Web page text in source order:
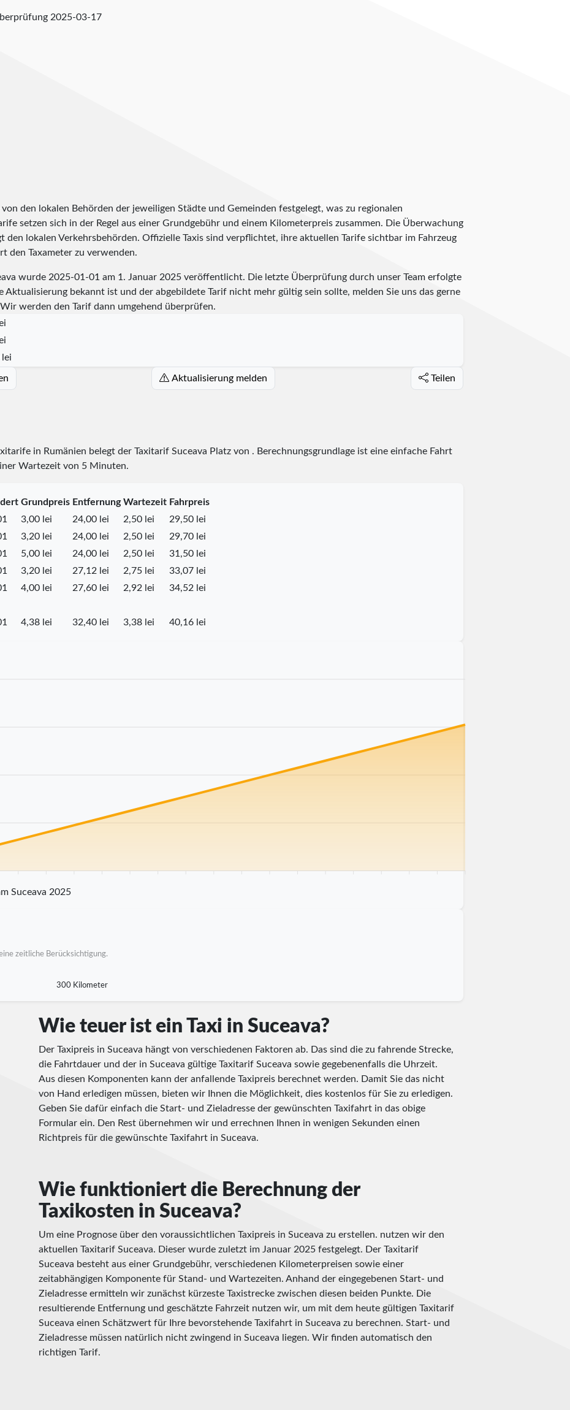
2025-03-17
den lokalen Behörden der jeweiligen Städte und Gemeinden festgelegt, was zu regionalen
setzen sich in der Regel aus einer Grundgebühr und einem Kilometerpreis zusammen. Die Überwachung
den lokalen Verkehrsbehörden. Offizielle Taxis sind verpflichtet, ihre aktuellen Tarife sichtbar im Fahrzeug
den Taxameter zu verwenden.
wurde 2025-01-01 am 1. Januar 2025 veröffentlicht. Die letzte Überprüfung durch unser Team erfolgte
Aktualisierung bekannt ist und der abgebildete Tarif nicht mehr gültig sein sollte, melden Sie uns das gerne
werden den Tarif dann umgehend überprüfen.
Aktualisierung melden Teilen
in Rumänien belegt der Taxitarif Suceava Platz von . Berechnungsgrundlage ist eine einfache Fahrt
Wartezeit von 5 Minuten.
Grundpreis Entfernung Wartezeit Fahrpreis
3,00 lei 24,00 lei 2,50 lei
29,50 lei
3,20 lei 24,00 lei 2,50 lei
29,70 lei
5,00 lei 24,00 lei 2,50 lei
31,50 lei
3,20 lei 27,12 lei 2,75 lei
33,07 lei
4,00 lei 27,60 lei 2,92 lei
34,52 lei
4,38 lei 32,40 lei 3,38 lei 40,16 lei
Suceava 2025
zeitliche Berücksichtigung.
300 Kilometer
Wie teuer ist ein Taxi in Suceava?
Der Taxipreis in Suceava hängt von verschiedenen Faktoren ab. Das sind die zu fahrende Strecke,
die Fahrtdauer und der in Suceava gültige Taxitarif Suceava sowie gegebenenfalls die Uhrzeit.
Aus diesen Komponenten kann der anfallende Taxipreis berechnet werden. Damit Sie das nicht
von Hand erledigen müssen, bieten wir Ihnen die Möglichkeit, dies kostenlos für Sie zu erledigen.
Geben Sie dafür einfach die Start- und Zieladresse der gewünschten Taxifahrt in das obige
Formular ein. Den Rest übernehmen wir und errechnen Ihnen in wenigen Sekunden einen
Richtpreis für die gewünschte Taxifahrt in Suceava.
Wie funktioniert die Berechnung der
Taxikosten in Suceava?
Um eine Prognose über den voraussichtlichen Taxipreis in Suceava zu erstellen. nutzen wir den
aktuellen Taxitarif Suceava. Dieser wurde zuletzt im Januar 2025 festgelegt. Der Taxitarif
Suceava besteht aus einer Grundgebühr, verschiedenen Kilometerpreisen sowie einer
zeitabhängigen Komponente für Stand- und Wartezeiten. Anhand der eingegebenen Start- und
Zieladresse ermitteln wir zunächst kürzeste Taxistrecke zwischen diesen beiden Punkte. Die
resultierende Entfernung und geschätzte Fahrzeit nutzen wir, um mit dem heute gültigen Taxitarif
Suceava einen Schätzwert für Ihre bevorstehende Taxifahrt in Suceava zu berechnen. Start- und
Zieladresse müssen natürlich nicht zwingend in Suceava liegen. Wir finden automatisch den
richtigen Tarif.